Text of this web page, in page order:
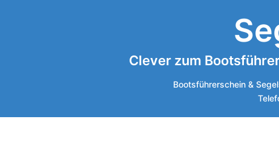
Clever zum
Bootsführerschein &